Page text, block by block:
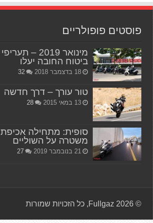
פוסטים פופולריים
מינואר 2019 – תעריפי
ביטוח החובה יעלו
18 בדצמבר 2018 32
טור עורך – דרך חדשה
13 במאי 2015 28
סופית: מתחילה אכיפת
משטרה על השוליים
21 בנובמבר 2019 27
© Fullgaz 2026, כל הזכויות שמורות